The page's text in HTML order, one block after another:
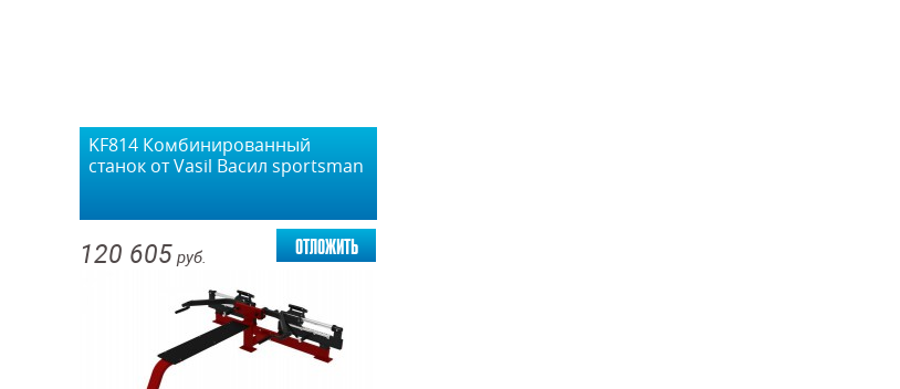
KF814 Комбинированный
станок от Vasil Васил sportsman
120 605 руб. отложить